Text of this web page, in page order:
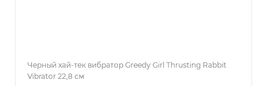
Черный хай-тек вибратор Greedy Girl Thrusting Rabbit
Vibrator 22,8 см